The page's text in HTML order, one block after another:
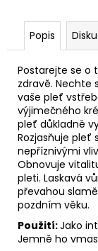
Popis
Postarejte se o
zdravě. Nechte
vaše pleť
výjimečného
pleť důkladně
Rozjasňuje pleť
nepříznivými
Obnovuje
pleti. Laskavá
převahou
pozdním věku.
Použití:Jako
Jemně ho
j
e
m
e